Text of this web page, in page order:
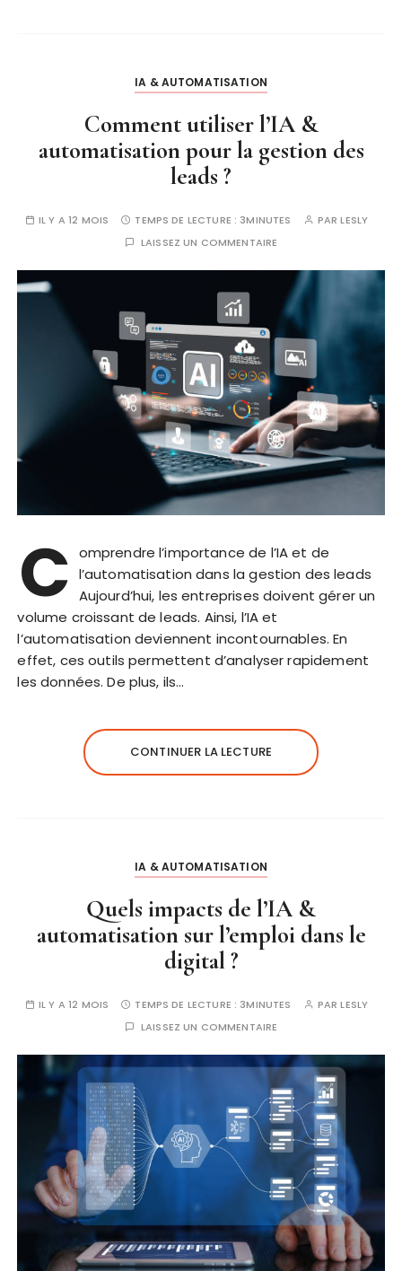
IA & AUTOMATISATION
Comment utiliser l’IA &
automatisation pour la gestion des
leads ?
IL Y A 12 MOIS TEMPS DE LECTURE : 3MINUTES PARLESLY
LAISSEZ UN COMMENTAIRE
C omprendre l’importance de l’IA et de
l’automatisation dans la gestion des leads
Aujourd’hui, les entreprises doivent gérer un
volume croissant de leads. Ainsi, l’IA et
l’automatisation deviennent incontournables. En
effet, ces outils permettent d’analyser rapidement
les données. De plus, ils…
CONTINUER LA LECTURE
IA & AUTOMATISATION
Quels impacts de l’IA &
automatisation sur l’emploi dans le
digital ?
IL Y A 12 MOIS TEMPS DE LECTURE : 3MINUTES PARLESLY
LAISSEZ UN COMMENTAIRE